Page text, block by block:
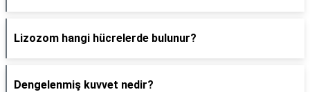
Lizozom hangi hücrelerde bulunur?
Dengelenmiş kuvvet nedir?